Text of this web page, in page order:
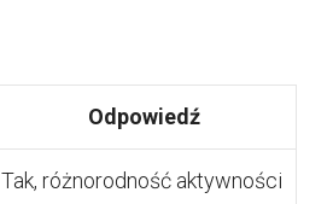
Odpowiedź
Tak, różnorodność aktywności